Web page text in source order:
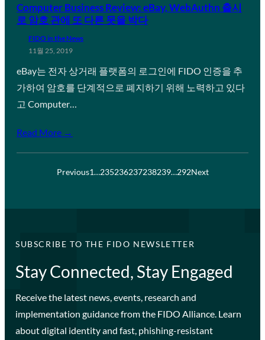
Computer Business Review: eBay, WebAuthn 출시
로 암호 관에 또 다른 못을 박다
FIDO in the News
11월 25, 2019
eBay는 전자 상거래 플랫폼의 로그인에 FIDO 인증을 추
가하여 암호를 단계적으로 폐지하기 위해 노력하고 있다
고 Computer…
Read More →
Previous1…235236237238239…292Next
SUBSCRIBE TO THE FIDO NEWSLETTER
Stay Connected, Stay Engaged
Receive the latest news, events, research and
implementation guidance from the FIDO Alliance. Learn
about digital identity and fast, phishing-resistant